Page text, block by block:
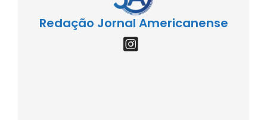
Redação Jornal Americanense